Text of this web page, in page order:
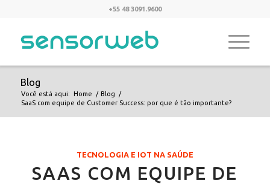
+55 48 3091.9600
Blog
Você está aqui: Home / Blog
/
SaaS com equipe de Customer Success: por que é tão importante?
TECNOLOGIA E IOT NA SAÚDE
SAAS COM EQUIPE DE